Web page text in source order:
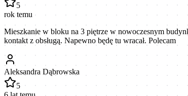
5
rok temu
Mieszkanie w bloku na 3 piętrze w nowoczesnym
kontakt z obsługą. Napewno będę tu wracał. Polecam
Aleksandra Dąbrowska
5